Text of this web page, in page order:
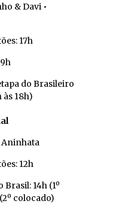
& Davi •
17h
do Brasileiro
às 18h)
Aninhata
12h
14h (1º
colocado)